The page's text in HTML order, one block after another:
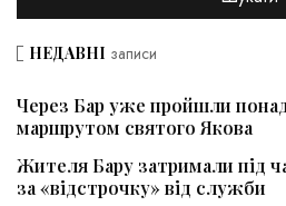
НЕДАВНІ записи
Через Бар уже пройшли понад
маршрутом святого Якова
Жителя Бару затримали під
за «відстрочку» від служби